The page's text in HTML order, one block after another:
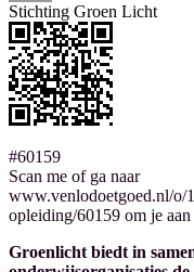
Stichting Groen Licht
#60159
Scan me of ga naar
www.venlodoetgoed.nl/
opleiding/60159 om je aan
Groenlicht biedt in